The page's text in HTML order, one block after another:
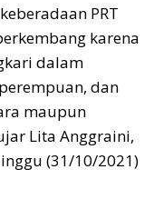
PRT
karena
dalam
dan
maupun
Lita Anggraini,
(31/10/2021)